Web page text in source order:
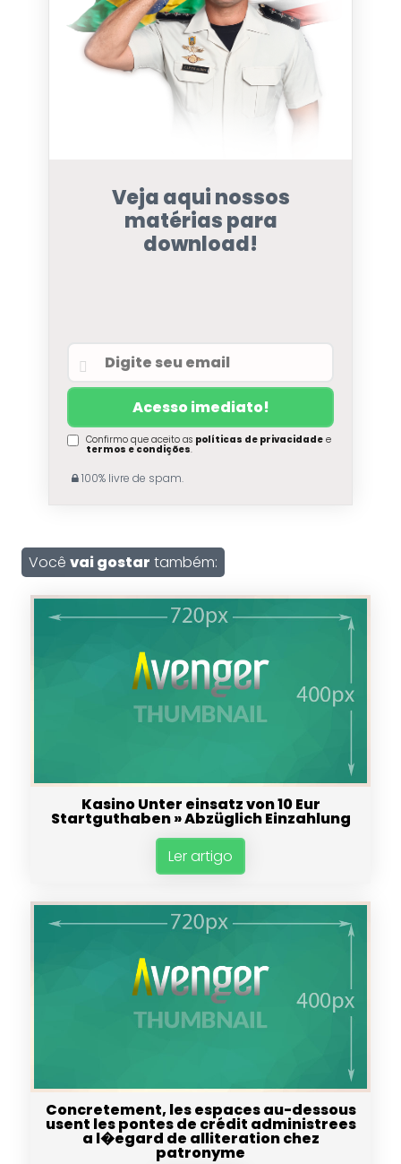
Veja aqui nossos
matérias para
download!
Confirmo que aceito as políticas de privacidadee
termos e condições.
100% livre de spam.
Você vai gostar também:
Kasino Unter einsatz von 10 Eur
Startguthaben » Abzüglich Einzahlung
Ler artigo
Concretement, les espaces au-dessous
usent les pontes de crédit administrees
a l�egard de alliteration chez
patronyme